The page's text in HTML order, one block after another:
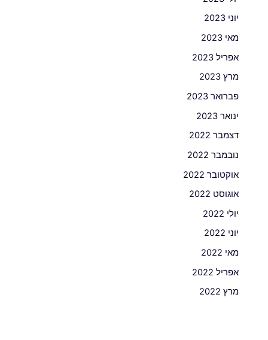
יוני 2023
מאי 2023
אפריל 2023
מרץ 2023
פברואר 2023
ינואר 2023
דצמבר 2022
נובמבר 2022
אוקטובר 2022
אוגוסט 2022
יולי 2022
יוני 2022
מאי 2022
אפריל 2022
מרץ 2022